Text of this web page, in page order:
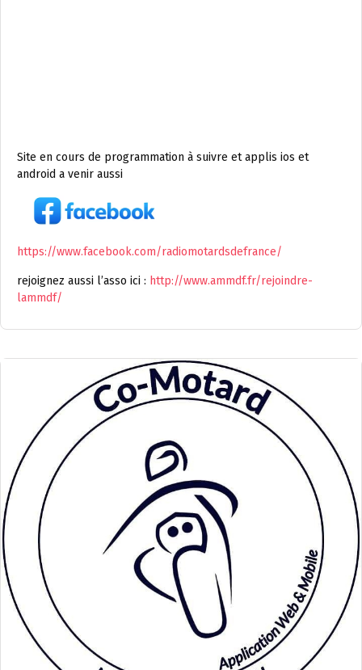
Site en cours de programmation à suivre et applis ios et
android a venir aussi
https://www.facebook.com/radiomotardsdefrance/
rejoignez aussi l’asso ici : http://www.ammdf.fr/rejoindre-
lammdf/